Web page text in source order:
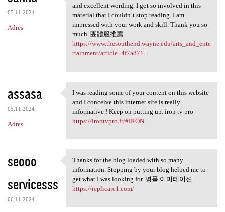
05.11.2024
Adres
I admire this article for the
and excellent wording. I got so involved in this
material that I couldn’t stop reading. I am
impressed with your work and skill. Thank you so
much. 團體服推薦
https://www.thesouthend.wayne.edu/arts_and_ente
rtainment/article_4f7a871...
assasa
05.11.2024
Adres
I was reading some of your
I was reading some of your content on this website
and I conceive this internet site is really
informative ! Keep on putting up. iron tv pro
https://irontvpro.fr/#IRON
seooo
servicesss
06.11.2024
Thanks for the blog loaded
Thanks for the blog loaded with so many
information. Stopping by your blog helped me to
get what I was looking for. 명품 이미테이션
https://replicare1.com/